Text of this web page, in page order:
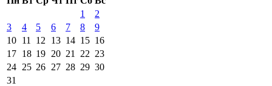
1
2
3
4 5 6 7 8
9
10 11 12 13 14 15 16
17 18 19 20 21 22 23
24 25 26 27 28 29 30
31